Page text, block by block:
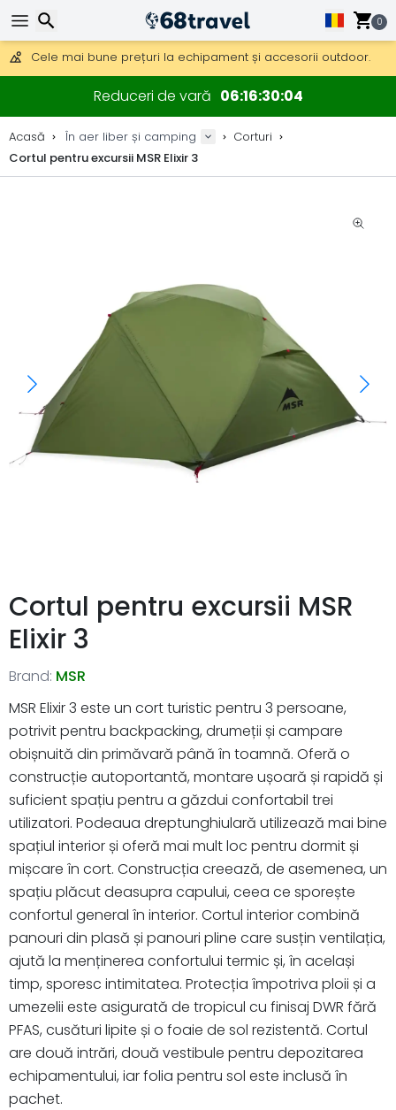
0
Obțineți transport gratuit la comenzi peste 290 lei.
DHL Express peste noapte, de asemenea, disponibil.
30 zile pentru retur, 90 zile pentru hărți din lemn și decorațiuni.
Cele mai bune prețuri la echipament și accesorii outdoor.
Reduceri de vară 06 16 30 03
Acasă În aer liber și camping
Corturi
Cortul pentru excursii MSR Elixir 3
Cortul pentru excursii MSR
Elixir 3
Brand: MSR
MSR Elixir 3 este un cort turistic pentru 3 persoane,
potrivit pentru backpacking, drumeții și campare
obișnuită din primăvară până în toamnă. Oferă o
construcție autoportantă, montare ușoară și rapidă și
suficient spațiu pentru a găzdui confortabil trei
utilizatori. Podeaua dreptunghiulară utilizează mai bine
spațiul interior și oferă mai mult loc pentru dormit și
mișcare în cort. Construcția creează, de asemenea, un
spațiu plăcut deasupra capului, ceea ce sporește
confortul general în interior. Cortul interior combină
panouri din plasă și panouri pline care susțin ventilația,
ajută la menținerea confortului termic și, în același
timp, sporesc intimitatea. Protecția împotriva ploii și a
umezelii este asigurată de tropicul cu finisaj DWR fără
PFAS, cusături lipite și o foaie de sol rezistentă. Cortul
are două intrări, două vestibule pentru depozitarea
echipamentului, iar folia pentru sol este inclusă în
pachet.
Căutare